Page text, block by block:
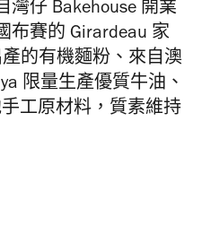
灣仔 Bakehouse 開業
布賽的 Girardeau 家
的有機麵粉、來自澳
限量生產優質牛油、
工原材料，質素維持